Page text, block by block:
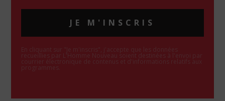
JE M'INSCRIS
En cliquant sur "Je m'inscris", j'accepte que les données
recueillies par L'Homme Nouveau soient destinées à l'envoi par
courrier électronique de contenus et d'informations relatifs aux
programmes.